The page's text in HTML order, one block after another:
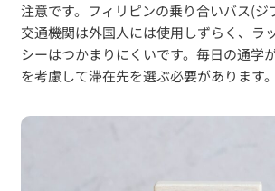
注意です。フィリピンの乗り合いバス(ジ
交通機関は外国人には使用しずらく、ラ
シーはつかまりにくいです。毎日の通学
を考慮して滞在先を選ぶ必要があります。